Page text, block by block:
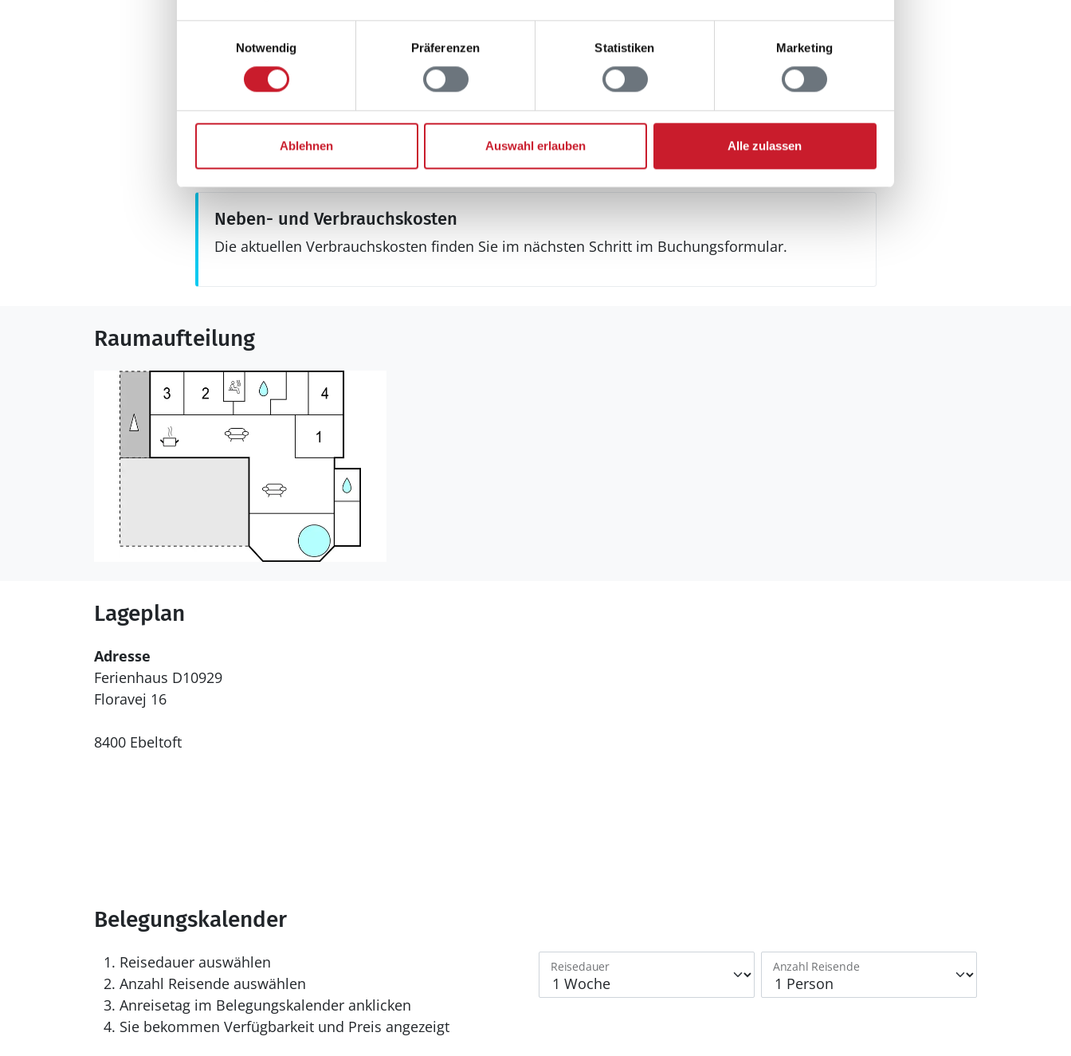
Notwendig
Präferenzen Statistiken Marketing
Ablehnen Auswahl erlauben Alle zulassen
Radio
Aussenbereich
Gartenmöbel
Grill
Terrasse: 1
Sonstiges
Fußbodenheizung
Ferienhaus
Neben- und Verbrauchskosten
Die aktuellen Verbrauchskosten finden Sie im nächsten Schritt im Buchungsformular.
Raumaufteilung
Lageplan
Adresse
Ferienhaus D10929
Floravej 16
8400 Ebeltoft
Belegungskalender
Reisedauer auswählen
Anzahl Reisende auswählen
Anreisetag im Belegungskalender anklicken
Sie bekommen Verfügbarkeit und Preis angezeigt
Reisedauer Anzahl Reisende